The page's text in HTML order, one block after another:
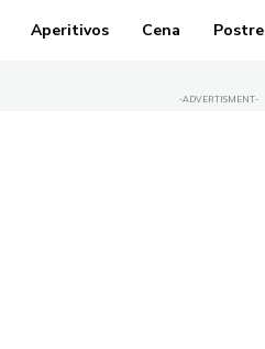
Aperitivos Cena Postre
-ADVERTISMENT-